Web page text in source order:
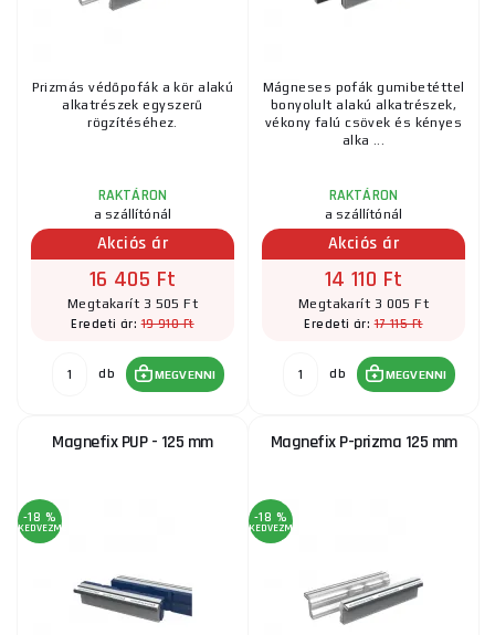
Prizmás védőpofák a kör alakú
alkatrészek egyszerű
rögzítéséhez.
RAKTÁRON
a szállítónál
Akciós ár
16 405 Ft
Megtakarít 3 505 Ft
Eredeti ár:19 910 Ft
db MEGVENNI
Mágneses pofák gumibetéttel
bonyolult alakú alkatrészek,
vékony falú csövek és kényes
alka ...
RAKTÁRON
a szállítónál
Akciós ár
14 110 Ft
Megtakarít 3 005 Ft
Eredeti ár:17 115 Ft
db MEGVENNI
Magnefix PUP - 125 mm
-18 %
KEDVEZMÉNY
Magnefix P-prizma 125 mm
-18 %
KEDVEZMÉNY